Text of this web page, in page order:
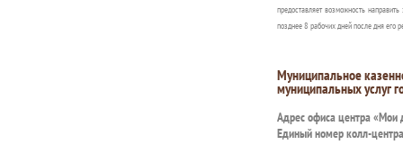
предоставляет возможность
позднее 8 рабочих дней после дня его
Муниципальное
муниципальных услуг
Адрес офиса центра «Мои
Единый номер колл-